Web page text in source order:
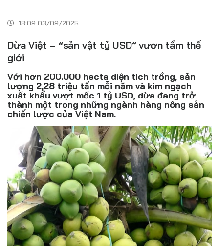
Kinh tế - Tiêu dùng
Đời sống
Thị trường
Đồ uống
Pháp luật
Khoa giáo
Multimedia
18:09 03/09/2025
Dừa Việt – “sản vật tỷ USD” vươn tầm thế
giới
Với hơn 200.000 hecta diện tích trồng, sản
lượng 2,28 triệu tấn mỗi năm và kim ngạch
xuất khẩu vượt mốc 1 tỷ USD, dừa đang trở
thành một trong những ngành hàng nông sản
chiến lược của Việt Nam.